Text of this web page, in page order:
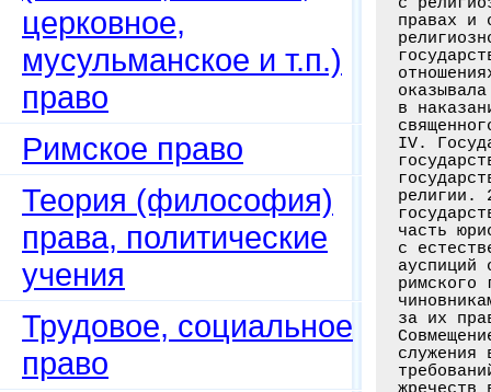
церковное,
мусульманское и т.п.)
право
Римское право
Теория (философия)
права, политические
учения
Трудовое, социальное
право
правах и
в
IV.
религии.
часть
с
ауспиций
римского
за их
служения
жречеств